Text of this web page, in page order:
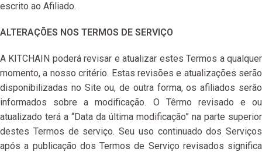
escrito ao Afiliado.
ALTERAÇÕES NOS TERMOS DE SERVIÇO
A KITCHAIN poderá revisar e atualizar estes Termos a qualquer
momento, a nosso critério. Estas revisões e atualizações serão
disponibilizadas no Site ou, de outra forma, os afiliados serão
informados sobre a modificação. O Têrmo revisado e ou
atualizado terá a “Data da última modificação” na parte superior
destes Termos de serviço. Seu uso continuado dos Serviços
após a publicação dos Termos de Serviço revisados ​​significa